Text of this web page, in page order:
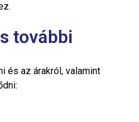
további
és az árakról, valamint